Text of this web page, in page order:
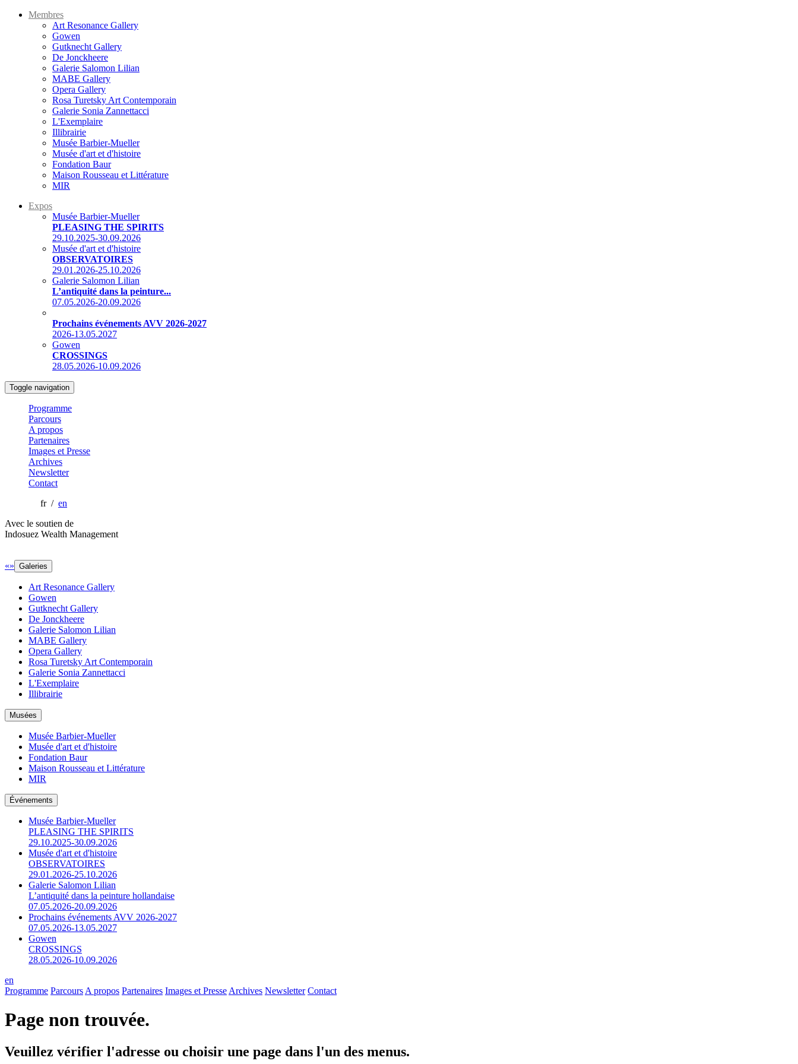
Membres
Art Resonance Gallery
Gowen
Gutknecht Gallery
De Jonckheere
Galerie Salomon Lilian
MABE Gallery
Opera Gallery
Rosa Turetsky Art Contemporain
Galerie Sonia Zannettacci
L'Exemplaire
Illibrairie
Musée Barbier-Mueller
Musée d'art et d'histoire
Fondation Baur
Maison Rousseau et Littérature
MIR
Expos
Musée Barbier-Mueller
PLEASING THE SPIRITS
29.10.2025-30.09.2026
Musée d'art et d'histoire
OBSERVATOIRES
29.01.2026-25.10.2026
Galerie Salomon Lilian
L’antiquité dans la peinture...
07.05.2026-20.09.2026
Prochains événements AVV 2026-2027
2026-13.05.2027
Gowen
CROSSINGS
28.05.2026-10.09.2026
Toggle navigation
Programme
Parcours
A propos
Partenaires
Images et Presse
Archives
Newsletter
Contact
fr / en
Avec le soutien de
Indosuez Wealth Management
«» Galeries
Art Resonance Gallery
Gowen
Gutknecht Gallery
De Jonckheere
Galerie Salomon Lilian
MABE Gallery
Opera Gallery
Rosa Turetsky Art Contemporain
Galerie Sonia Zannettacci
L'Exemplaire
Illibrairie
Musées
Musée Barbier-Mueller
Musée d'art et d'histoire
Fondation Baur
Maison Rousseau et Littérature
MIR
Événements
Musée Barbier-Mueller
PLEASING THE SPIRITS
29.10.2025-30.09.2026
Musée d'art et d'histoire
OBSERVATOIRES
29.01.2026-25.10.2026
Galerie Salomon Lilian
L’antiquité dans la peinture hollandaise
07.05.2026-20.09.2026
Prochains événements AVV 2026-2027
07.05.2026-13.05.2027
Gowen
CROSSINGS
28.05.2026-10.09.2026
en
Programme Parcours A propos Partenaires Images et Presse Archives Newsletter Contact
Page non trouvée.
Veuillez vérifier l'adresse ou choisir une page dans l'un des menus.